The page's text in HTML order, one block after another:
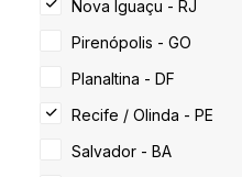
Nova Iguaçu - RJ
Pirenópolis - GO
Planaltina - DF
Recife / Olinda - PE
Salvador - BA